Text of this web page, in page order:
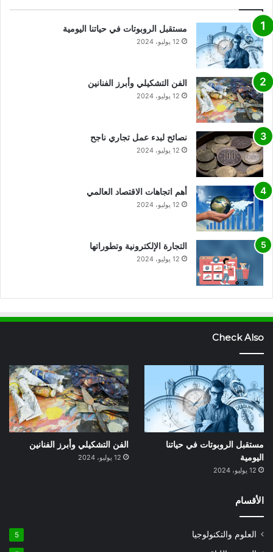
مستقبل الروبوتات في حياتنا اليومية
12 يوليو، 2024
الفن التشكيلي وأبرز الفنانين
12 يوليو، 2024
نصائح لبدء عمل تجاري ناجح
12 يوليو، 2024
أهم اتجاهات الاقتصاد العالمي
12 يوليو، 2024
التجارة الإلكترونية وتطوراتها
12 يوليو، 2024
Check Also
مستقبل الروبوتات في حياتنا
اليومية
12 يوليو، 2024
الفن التشكيلي وأبرز الفنانين
12 يوليو، 2024
الأقسام
العلوم والتكنولوجيا 5